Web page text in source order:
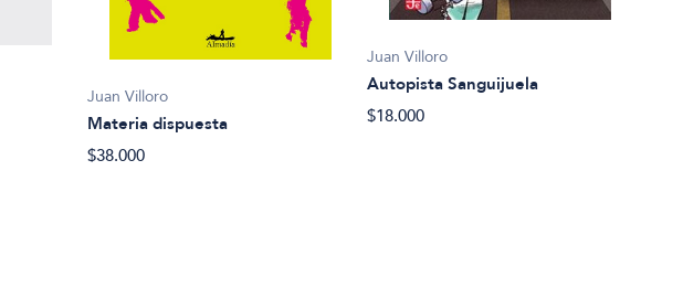
Juan Villoro
Materia dispuesta
$38.000
Juan Villoro
Autopista Sanguijuela
$18.000